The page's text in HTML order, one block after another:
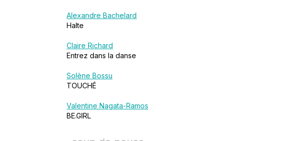
Alexandre Bachelard
Halte
Claire Richard
Entrez dans la danse
Solène Bossu
TOUCHÉ
Valentine Nagata-Ramos
BE.GIRL